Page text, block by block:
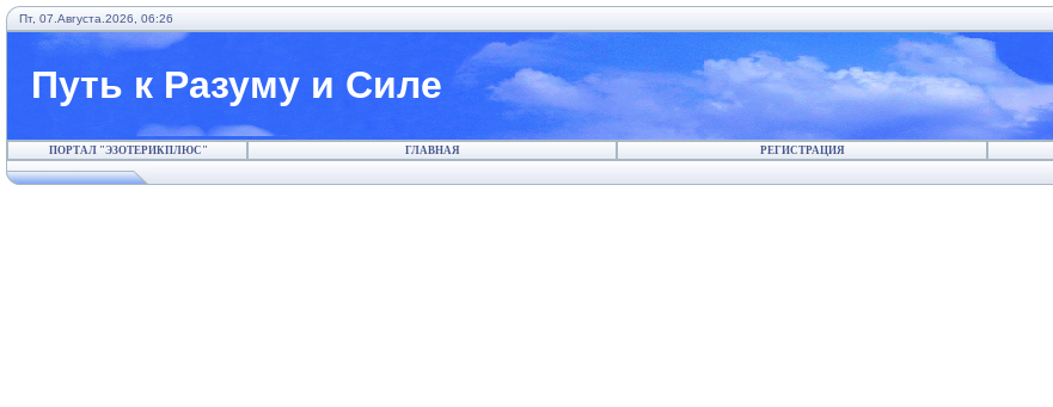
Пт, 07.Августа.2026, 06:26
Путь к Разуму и Силе
ПОРТАЛ "ЭЗОТЕРИКПЛЮС" ГЛАВНАЯ РЕГИСТРАЦИЯ